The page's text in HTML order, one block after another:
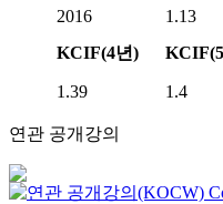
2016 1.13
KCIF(4년)
1.39 1.4
연관 공개강의